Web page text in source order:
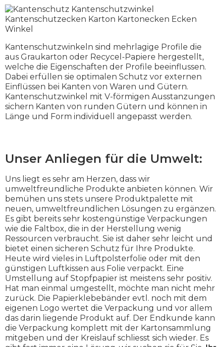
Kantenschutzwinkeln sind mehrlagige Profile die
aus Graukarton oder Recycel-Papiere hergestellt,
welche die Eigenschaften der Profile beeinflussen.
Dabei erfüllen sie optimalen Schutz vor externen
Einflüssen bei Kanten von Waren und Gütern.
Kantenschutzwinkel mit V-förmigen Ausstanzungen
sichern Kanten von runden Gütern und können in
Länge und Form individuell angepasst werden.
Unser Anliegen für die Umwelt:
Uns liegt es sehr am Herzen, dass wir
umweltfreundliche Produkte anbieten können. Wir
bemühen uns stets unsere Produktpalette mit
neuen, umweltfreundlichen Lösungen zu ergänzen.
Es gibt bereits sehr kostengünstige Verpackungen
wie die Faltbox, die in der Herstellung wenig
Ressourcen verbraucht. Sie ist daher sehr leicht und
bietet einen sicheren Schutz für Ihre Produkte.
Heute wird vieles in Luftpolsterfolie oder mit den
günstigen Luftkissen aus Folie verpackt. Eine
Umstellung auf Stopfpapier ist meistens sehr positiv.
Hat man einmal umgestellt, möchte man nicht mehr
zurück. Die Papierklebebänder evtl. noch mit dem
eigenen Logo wertet die Verpackung und vor allem
das darin liegende Produkt auf. Der Endkunde kann
die Verpackung komplett mit der Kartonsammlung
mitgeben und der Kreislauf schliesst sich wieder. Es